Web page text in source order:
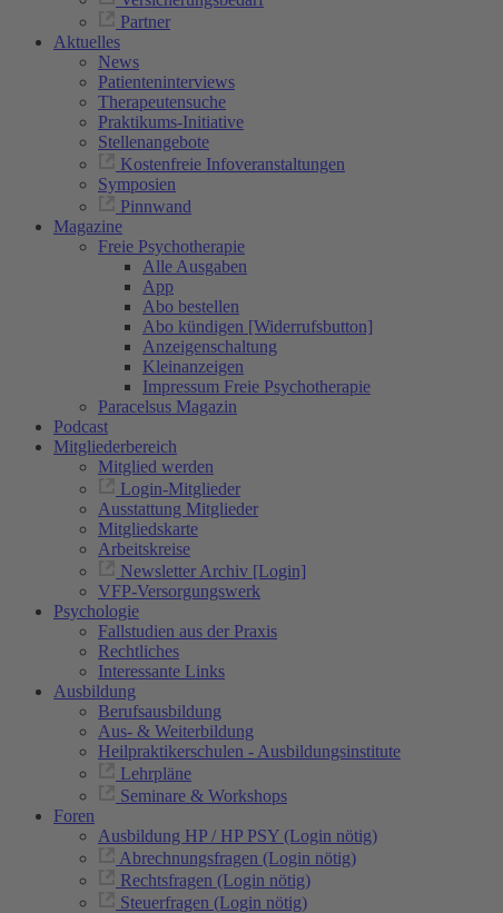
Partner
Aktuelles
News
Patienteninterviews
Therapeutensuche
Praktikums-Initiative
Stellenangebote
Kostenfreie Infoveranstaltungen
Symposien
Pinnwand
Magazine
Freie Psychotherapie
Alle Ausgaben
App
Abo bestellen
Abo kündigen [Widerrufsbutton]
Anzeigenschaltung
Kleinanzeigen
Impressum Freie Psychotherapie
Paracelsus Magazin
Podcast
Mitgliederbereich
Mitglied werden
Login-Mitglieder
Ausstattung Mitglieder
Mitgliedskarte
Arbeitskreise
Newsletter Archiv [Login]
VFP-Versorgungswerk
Psychologie
Fallstudien aus der Praxis
Rechtliches
Interessante Links
Ausbildung
Berufsausbildung
Aus- & Weiterbildung
Heilpraktikerschulen - Ausbildungsinstitute
Lehrpläne
Seminare & Workshops
Foren
Ausbildung HP / HP PSY (Login nötig)
Abrechnungsfragen (Login nötig)
Rechtsfragen (Login nötig)
Steuerfragen (Login nötig)